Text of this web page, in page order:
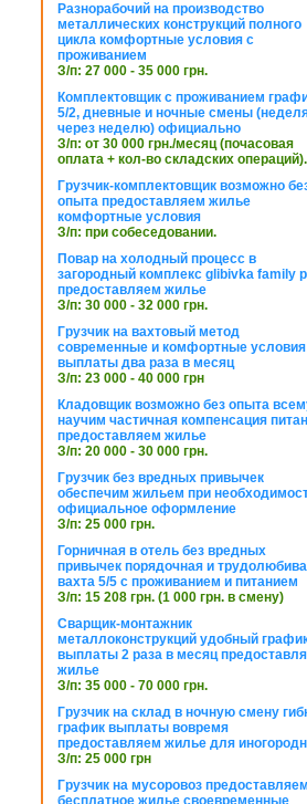
Разнорабочий на производство
металлических конструкций полного
цикла комфортные условия с
проживанием
З/п: 27 000 - 35 000 грн.
Комплектовщик с проживанием
5/2, дневные и ночные смены
через неделю) официально
З/п: от 30 000 грн./месяц (почасовая
оплата + кол-во складских операций).
Грузчик-комплектовщик возможно
опыта предоставляем жилье
комфортные условия
З/п: при собеседовании.
Повар на холодный процесс в
загородный комплекс glibivka family
предоставляем жилье
З/п: 30 000 - 32 000 грн.
Грузчик на вахтовый метод
современные и комфортные условия
выплаты два раза в месяц
З/п: 23 000 - 40 000 грн
Кладовщик возможно без опыта
научим частичная компенсация
предоставляем жилье
З/п: 20 000 - 30 000 грн.
Грузчик без вредных привычек
обеспечим жильем при
официальное оформление
З/п: 25 000 грн.
Горничная в отель без вредных
привычек порядочная и
вахта 5/5 с проживанием и питанием
З/п: 15 208 грн. (1 000 грн. в смену)
Сварщик-монтажник
металлоконструкций удобный
выплаты 2 раза в месяц
жилье
З/п: 35 000 - 70 000 грн.
Грузчик на склад в ночную смену
график выплаты вовремя
предоставляем жилье для
З/п: 25 000 грн
Грузчик на мусоровоз предоставляем
бесплатное жилье своевременные